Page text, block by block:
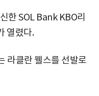
한 SOL Bank KBO리
열렸다.
라클란 웰스를 선발로